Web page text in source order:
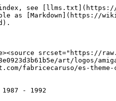
index, see
as [Markdown](https://
srcset="https://
art/logos/
fabricecaruso/es-theme-
- 1992